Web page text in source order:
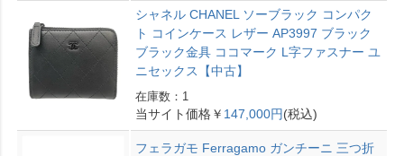
シャネル CHANEL ソーブラック コンパク
ト コインケース レザー AP3997 ブラック
ブラック金具 ココマーク L字ファスナー ユ
ニセックス【中古】
在庫数：1
当サイト価格￥ 147,000円(税込)
フェラガモ Ferragamo ガンチーニ 三つ折